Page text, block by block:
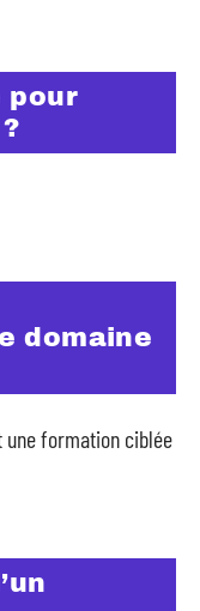
pour
domaine
une formation ciblée